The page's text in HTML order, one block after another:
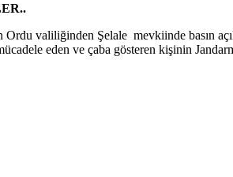
valiliğinden Şelale mevkiinde basın
eden ve çaba gösteren kişinin